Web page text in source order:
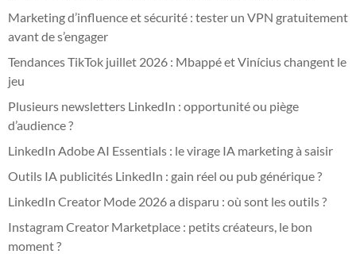
Marketing d’influence et sécurité : tester un VPN gratuitement
avant de s’engager
Tendances TikTok juillet 2026 : Mbappé et Vinícius changent le
jeu
Plusieurs newsletters LinkedIn : opportunité ou piège
d’audience ?
LinkedIn Adobe AI Essentials : le virage IA marketing à saisir
Outils IA publicités LinkedIn : gain réel ou pub générique ?
LinkedIn Creator Mode 2026 a disparu : où sont les outils ?
Instagram Creator Marketplace : petits créateurs, le bon
moment ?